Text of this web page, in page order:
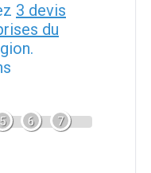
3 devis
du
5 6 7